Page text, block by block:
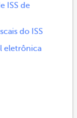
ISS de
do ISS
eletrônica